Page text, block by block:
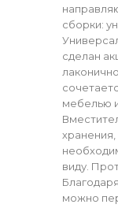
сборки:
сделан
мебелью
виду.
можно